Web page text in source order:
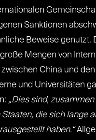
Sanktionen
Beweise
Mengen von
China und
und Universitäten
„Dies sind,
die sich lange
haben.“